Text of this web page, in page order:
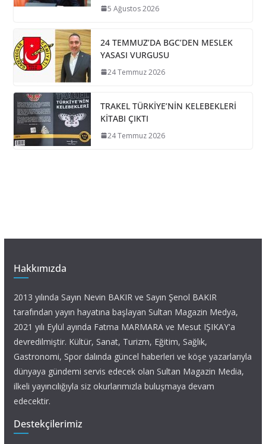
5 Ağustos 2026
24 TEMMUZ’DA BGC’DEN MESLEK
YASASI VURGUSU
24 Temmuz 2026
TRAKEL TÜRKİYE’NİN KELEBEKLERİ
KİTABI ÇIKTI
24 Temmuz 2026
Hakkımızda
2013 yılında Sayın Nevin BAKIR ve Sayın Şenol BAKIR
tarafından yayın hayatına başlayan Sultan Magazin Medya,
2021 yılı Eylül ayında Fatma MARMARA ve Mesut IŞIKAY'a
devredilmiştir. Kültür, Sanat, Turizm, Eğitim, Sağlık,
Gastronomi, Spor dalında güncel haberleri ve köşe yazarlarıyla
dünyaya gündemi servis edecek olan Sultan Magazin Media,
ilkeli yayıncılığıyla siz okurlarımızla buluşmaya devam
edecektir.
Destekçilerimiz